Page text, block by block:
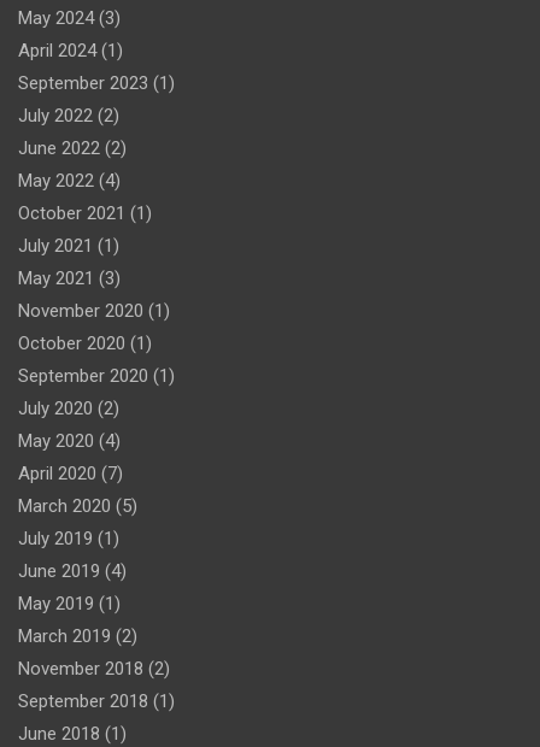
May 2024(3)
April 2024(1)
September 2023 (1)
July 2022 (2)
June 2022 (2)
May 2022 (4)
October 2021 (1)
July 2021 (1)
May 2021 (3)
November 2020 (1)
October 2020 (1)
September 2020 (1)
July 2020 (2)
May 2020 (4)
April 2020 (7)
March 2020 (5)
July 2019 (1)
June 2019 (4)
May 2019 (1)
March 2019 (2)
November 2018 (2)
September 2018 (1)
June 2018 (1)